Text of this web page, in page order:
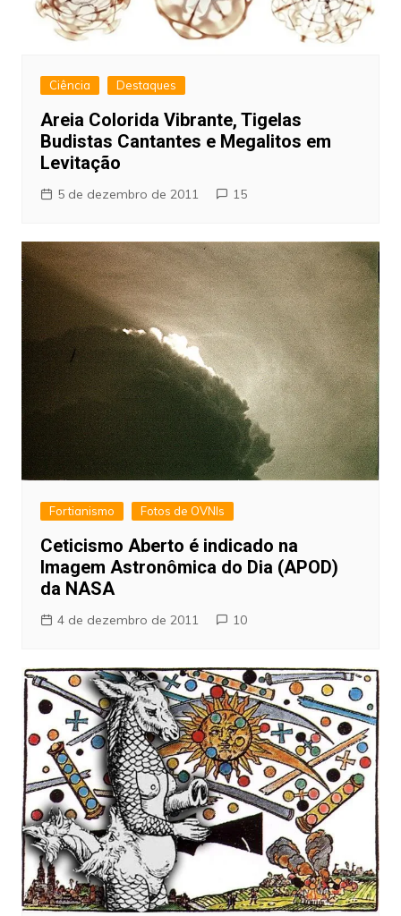
Ciência Destaques
Areia Colorida Vibrante, Tigelas
Budistas Cantantes e Megalitos em
Levitação
5 de dezembro de 2011 15
Fortianismo Fotos de OVNIs
Ceticismo Aberto é indicado na
Imagem Astronômica do Dia (APOD)
da NASA
4 de dezembro de 2011 10